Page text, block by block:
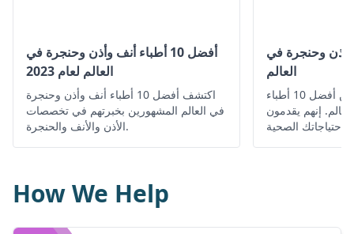
أفضل 10 أطباء أنف وأذن وحنجرة في
العالم لعام 2023
اكتشف أفضل 10 أطباء أنف وأذن وحنجرة
في العالم المشهورين بخبرتهم في تخصصات
الأذن والأنف والحنجرة.
أنف وأذن وحنجرة في
العالم
احصل على معلومات عن أفضل 10 أطباء
إنهم يقدمون
لاحتياجاتك الصحية
How We Help